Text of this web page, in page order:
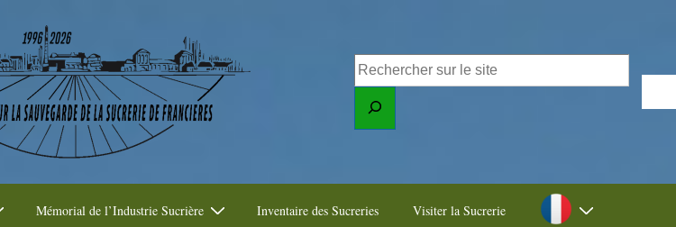
Mémorial de l’Industrie Sucrière Inventaire des Sucreries Visiter la Sucrerie